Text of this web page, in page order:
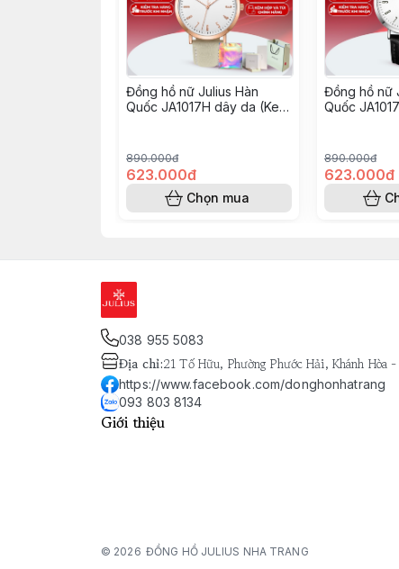
Máy: Quartz Nhật MIYOTA (được sản
Khả năng chịu nước: Chống thấm
gội.
Đồng hồ nữ Julius Hàn
Quốc JA1017H dây da (Kem
890.000đ
623.000đ
Chọn mua
Đồng hồ nữ
Quốc
890.000đ
623.000đ
038 955 5083
Địa chỉ:21 Tố Hữu, Phường Phước Hải, Khánh Hòa
https://www.facebook.com/donghonhatrang
093 803 8134
Giới thiệu
© 2026 ĐỒNG HỒ JULIUS NHA TRANG